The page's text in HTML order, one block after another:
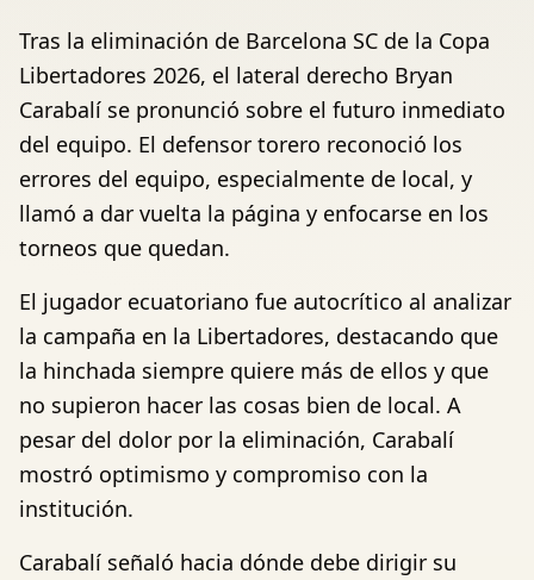
Tras la eliminación de Barcelona SC de la Copa
Libertadores 2026, el lateral derecho Bryan
Carabalí se pronunció sobre el futuro inmediato
del equipo. El defensor torero reconoció los
errores del equipo, especialmente de local, y
llamó a dar vuelta la página y enfocarse en los
torneos que quedan.
El jugador ecuatoriano fue autocrítico al analizar
la campaña en la Libertadores, destacando que
la hinchada siempre quiere más de ellos y que
no supieron hacer las cosas bien de local. A
pesar del dolor por la eliminación, Carabalí
mostró optimismo y compromiso con la
institución.
Carabalí señaló hacia dónde debe dirigir su